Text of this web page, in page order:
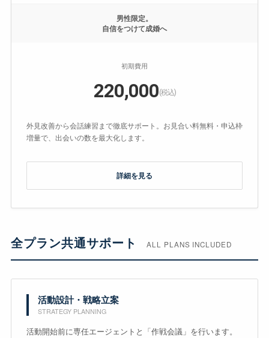
男性限定。
自信をつけて成婚へ
初期費用
220,000(税込)
外見改善から会話練習まで徹底サポート。お見合い料無料・申込枠
増量で、出会いの数を最大化します。
詳細を見る
全プラン共通サポート ALL PLANS INCLUDED
活動設計・戦略立案
STRATEGY PLANNING
活動開始前に専任エージェントと「作戦会議」を行います。